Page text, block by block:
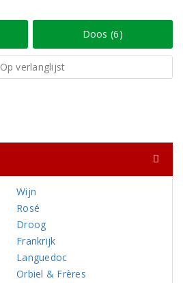
Doos (6)
Op verlanglijst
Wijn
Rosé
Droog
Frankrijk
Languedoc
Orbiel & Frères